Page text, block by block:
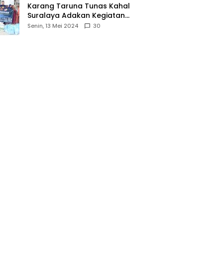
Karang Taruna Tunas Kahal
Suralaya Adakan Kegiatan
Bansos Terhadap Kaum
Senin, 13 Mei 2024 30